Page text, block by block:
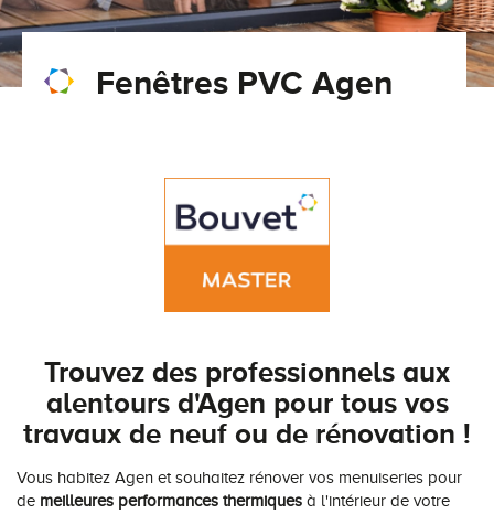
Fenêtres PVC Agen
Trouvez des professionnels aux
alentours d'Agen pour tous vos
travaux de neuf ou de rénovation !
Vous habitez Agen et souhaitez rénover vos menuiseries pour
de meilleures performances thermiques à l'intérieur de votre
Conseils pour choisir
Demander un devis
Tous nos accessoires volets roulants
Tous nos accessoires volets battants
Classique
Accessoires
Télécharger le catalogue